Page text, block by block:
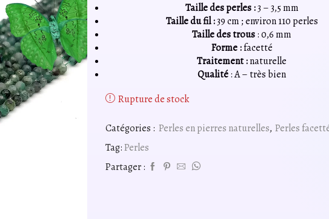
Taille des perles :3 – 3,5 mm
Taille du fil :39 cm ; environ 110 perles
Taille des trous: 0,6 mm
Forme :facetté
Traitement :naturelle
Qualité: A – très bien
Rupture de stock
Catégories : Perles en pierres naturelles, Perles
Tag:Perles
Partager :